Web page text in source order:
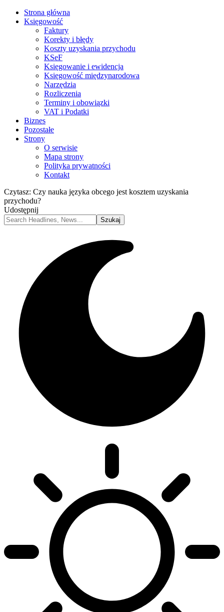
Strona główna
Księgowość
Faktury
Korekty i błędy
Koszty uzyskania przychodu
KSeF
Księgowanie i ewidencja
Księgowość międzynarodowa
Narzędzia
Rozliczenia
Terminy i obowiązki
VAT i Podatki
Biznes
Pozostałe
Strony
O serwisie
Mapa strony
Polityka prywatności
Kontakt
Czytasz: Czy nauka języka obcego jest kosztem uzyskania
przychodu?
Udostępnij